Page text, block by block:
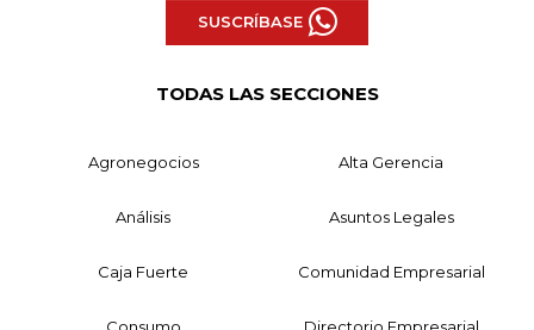
SUSCRÍBASE
TODAS LAS SECCIONES
Agronegocios Alta Gerencia
Análisis Asuntos Legales
Caja Fuerte Comunidad Empresarial
Consumo Directorio Empresarial